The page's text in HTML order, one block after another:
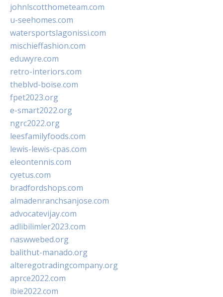
johnlscotthometeam.com
u-seehomes.com
watersportslagonissi.com
mischieffashion.com
eduwyre.com
retro-interiors.com
theblvd-boise.com
fpet2023.org
e-smart2022.org
ngrc2022.org
leesfamilyfoods.com
lewis-lewis-cpas.com
eleontennis.com
cyetus.com
bradfordshops.com
almadenranchsanjose.com
advocatevijay.com
adlibilimler2023.com
naswwebed.org
balithut-manado.org
alteregotradingcompany.org
aprce2022.com
ibie2022.com